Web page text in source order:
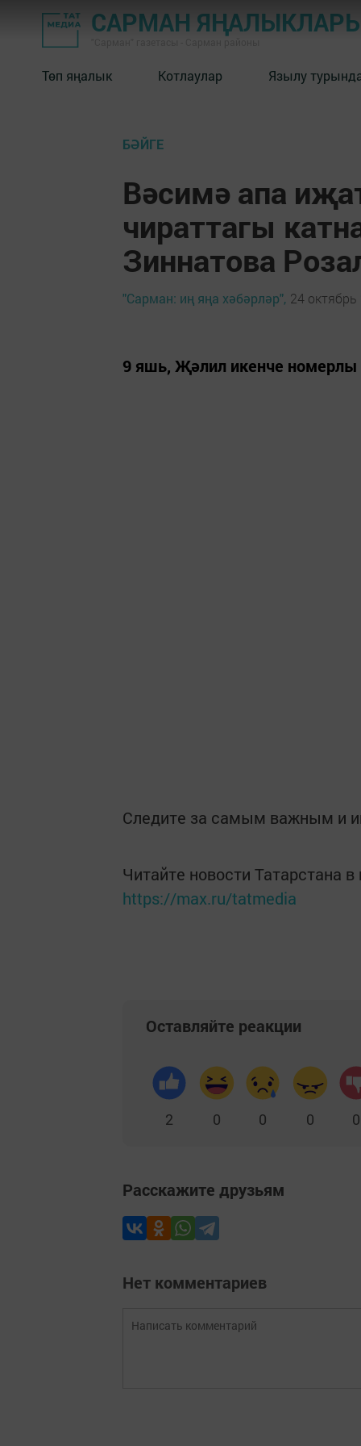
САРМАН
Төп яңалык Котлаулар Язылу
БӘЙГЕ
Вәсимә апа
чираттагы
Зиннатова
"Сарман: иң яңа хәбәрләр", 24
9 яшь, Җәлил икенче номерлы
Следите за самым важным и
Читайте новости Татарстана
https://max.ru/tatmedia
Оставляйте реакции
2 0 0 0 0
Расскажите друзьям
Нет комментариев